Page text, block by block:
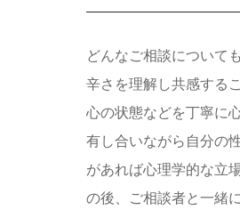
どんなご相談について
辛さを理解し共感する
心の状態などを丁寧に
有し合いながら自分の
があれば心理学的な立
の後、ご相談者と一緒